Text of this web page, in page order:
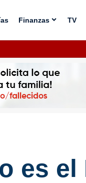
Finanzas TV
es